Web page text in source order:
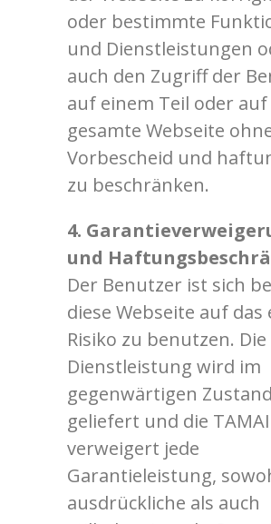
oder bestimmte
und Dienstleistungen
auch den Zugriff der
auf einem Teil oder auf
gesamte Webseite
Vorbescheid und
zu beschränken.
4.
und
Der Benutzer ist sich
diese Webseite auf das
Risiko zu benutzen. Die
Dienstleistung wird im
gegenwärtigen Zustand
geliefert und die TAMAI
verweigert jede
Garantieleistung,
ausdrückliche als auch